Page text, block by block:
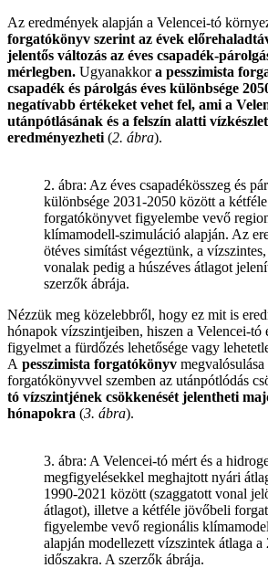
Az eredmények alapján a Velencei-tó
forgatókönyv szerint az évek
jelentős változás az éves csapadék-
mérlegben. Ugyanakkora pesszimista
csapadék és párolgás éves különbsége
negatívabb értékeket vehet fel, ami a
utánpótlásának és a felszín alatti
eredményezheti (2. ábra).
2. ábra: Az éves csapadékösszeg és
különbsége 2031-2050 között a
forgatókönyvet figyelembe vevő
klímamodell-szimuláció alapján. Az
ötéves simítást végeztünk, a
vonalak pedig a húszéves átlagot
szerzők ábrája.
Nézzük meg közelebbről, hogy ez mit is
hónapok vízszintjeiben, hiszen a Velencei-tó
figyelmet a fürdőzés lehetősége vagy
A pesszimista forgatókönyv
forgatókönyvvel szemben az utánpótlódás
tó vízszintjének csökkenését jelentheti
hónapokra (3. ábra).
3. ábra: A Velencei-tó mért és a
megfigyelésekkel meghajtott nyári
1990-2021 között (szaggatott vonal
átlagot), illetve a kétféle jövőbeli
figyelembe vevő regionális
alapján modellezett vízszintek átlaga
időszakra. A szerzők ábrája.